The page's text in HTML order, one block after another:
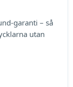
garanti – så
utan